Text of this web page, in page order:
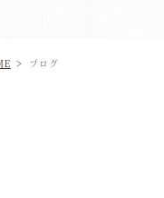
ブログ